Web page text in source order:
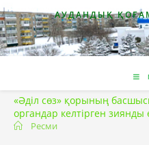
АУДАНДЫҚ
«Әділ сөз» қорының
органдар келтірген зиянды
Ресми